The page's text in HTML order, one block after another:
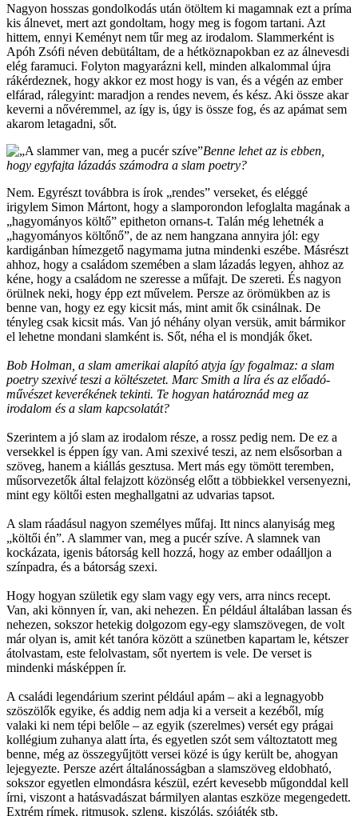
Nagyon hosszas gondolkodás után ötöltem ki magamnak ezt a príma
kis álnevet, mert azt gondoltam, hogy meg is fogom tartani. Azt
hittem, ennyi Keményt nem tűr meg az irodalom. Slammerként is
Apóh Zsófi néven debütáltam, de a hétköznapokban ez az álnevesdi
elég faramuci. Folyton magyarázni kell, minden alkalommal újra
rákérdeznek, hogy akkor ez most hogy is van, és a végén az ember
elfárad, rálegyint: maradjon a rendes nevem, és kész. Aki össze akar
keverni a nővéremmel, az így is, úgy is össze fog, és az apámat sem
akarom letagadni, sőt.
Benne lehet az is ebben,
hogy egyfajta lázadás számodra a slam poetry?
Nem. Egyrészt továbbra is írok „rendes” verseket, és eléggé
irigylem Simon Mártont, hogy a slamporondon lefoglalta magának a
„hagyományos költő” epitheton ornans-t. Talán még lehetnék a
„hagyományos költőnő”, de az nem hangzana annyira jól: egy
kardigánban hímezgető nagymama jutna mindenki eszébe. Másrészt
ahhoz, hogy a családom szemében a slam lázadás legyen, ahhoz az
kéne, hogy a családom ne szeresse a műfajt. De szereti. És nagyon
örülnek neki, hogy épp ezt művelem. Persze az örömükben az is
benne van, hogy ez egy kicsit más, mint amit ők csinálnak. De
tényleg csak kicsit más. Van jó néhány olyan versük, amit bármikor
el lehetne mondani slamként is. Sőt, néha el is mondják őket.
Bob Holman, a slam amerikai alapító atyja így fogalmaz: a slam
poetry szexivé teszi a költészetet. Marc Smith a líra és az előadó-
művészet keverékének tekinti. Te hogyan határoznád meg az
irodalom és a slam kapcsolatát?
Szerintem a jó slam az irodalom része, a rossz pedig nem. De ez a
versekkel is éppen így van. Ami szexivé teszi, az nem elsősorban a
szöveg, hanem a kiállás gesztusa. Mert más egy tömött teremben,
műsorvezetők által felajzott közönség előtt a többiekkel versenyezni,
mint egy költői esten meghallgatni az udvarias tapsot.
A slam ráadásul nagyon személyes műfaj. Itt nincs alanyiság meg
„költői én”. A slammer van, meg a pucér szíve. A slamnek van
kockázata, igenis bátorság kell hozzá, hogy az ember odaálljon a
színpadra, és a bátorság szexi.
Hogy hogyan születik egy slam vagy egy vers, arra nincs recept.
Van, aki könnyen ír, van, aki nehezen. Én például általában lassan és
nehezen, sokszor hetekig dolgozom egy-egy slamszövegen, de volt
már olyan is, amit két tanóra között a szünetben kapartam le, kétszer
átolvastam, este felolvastam, sőt nyertem is vele. De verset is
mindenki másképpen ír.
A családi legendárium szerint például apám – aki a legnagyobb
szöszölők egyike, és addig nem adja ki a verseit a kezéből, míg
valaki ki nem tépi belőle – az egyik (szerelmes) versét egy prágai
kollégium zuhanya alatt írta, és egyetlen szót sem változtatott meg
benne, még az összegyűjtött versei közé is úgy került be, ahogyan
lejegyezte. Persze azért általánosságban a slamszöveg eldobható,
sokszor egyetlen elmondásra készül, ezért kevesebb műgonddal kell
írni, viszont a hatásvadászat bármilyen alantas eszköze megengedett.
Extrém rímek, ritmusok, szleng, kiszólás, szójáték stb.